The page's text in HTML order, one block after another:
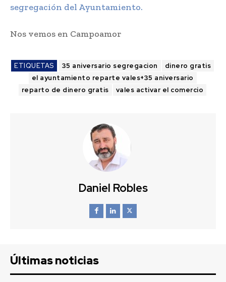
segregación del Ayuntamiento.
Nos vemos en Campoamor
ETIQUETAS 35 aniversario segregacion
dinero gratis
el ayuntamiento reparte vales+35 aniversario
reparto de dinero gratis
vales activar el comercio
Daniel Robles
Últimas noticias